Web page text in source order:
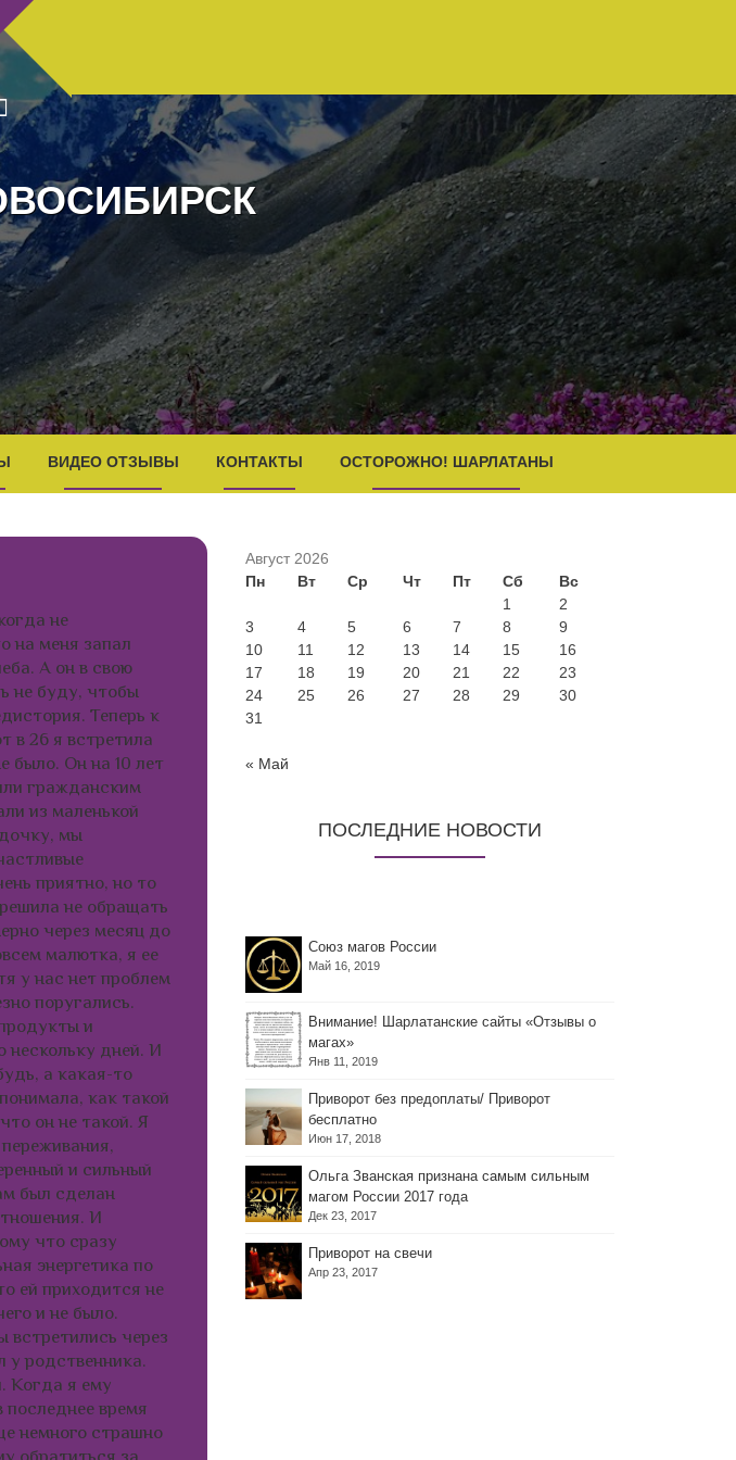
ВИДЕО ОТЗЫВЫ КОНТАКТЫ ОСТОРОЖНО! ШАРЛАТАНЫ
не
на меня запал
А он в свою
не буду, чтобы
Теперь к
в 26 я встретила
было. Он на 10 лет
гражданским
из маленькой
мы
приятно, но то
не обращать
через месяц до
малютка, я ее
у нас нет проблем
поругались.
и
нескольку дней. И
а какая-то
как такой
он не такой. Я
и сильный
был сделан
И
что сразу
энергетика по
ей приходится не
и не было.
через
у родственника.
Когда я ему
последнее время
немного страшно
обратиться за
Август 2026
Пн
Вт Ср Чт Пт Сб
Вс
1
2
3
4 5 6 7 8
9
10
11 12 13 14 15
16
17
18 19 20 21 22
23
24
25 26 27 28 29
30
31
« Май
ПОСЛЕДНИЕ НОВОСТИ
Союз магов России
Май 16, 2019
Внимание! Шарлатанские сайты «Отзывы о
магах»
Янв 11, 2019
Приворот без предоплаты/ Приворот
бесплатно
Июн 17, 2018
Ольга Званская признана самым сильным
магом России 2017 года
Дек 23, 2017
Приворот на свечи
Апр 23, 2017